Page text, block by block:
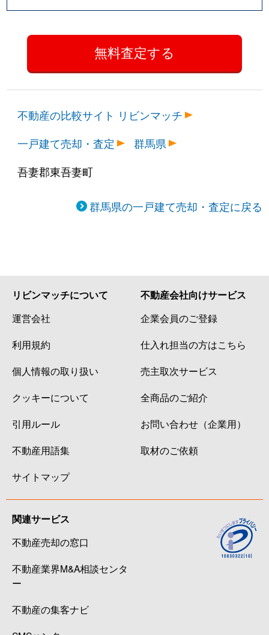
不動産の比較サイト リビンマッチ
一戸建て売却・査定
群馬県
吾妻郡東吾妻町
群馬県の一戸建て売却・査定に戻る
リビンマッチについて
運営会社
利用規約
個人情報の取り扱い
クッキーについて
引用ルール
不動産用語集
サイトマップ
不動産会社向けサービス
企業会員のご登録
仕入れ担当の方はこちら
売主取次サービス
全商品のご紹介
お問い合わせ（企業用）
取材のご依頼
関連サービス
不動産売却の窓口
不動産業界M&A相談センタ
ー
不動産の集客ナビ